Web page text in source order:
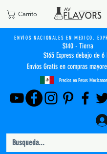
Carrito
ENVÍOS NACIONALES EN MEXICO.
$140 - Tierra
$165 Express debajo de 6
Envíos Gratis en compras
Precios en Pesos Mexicanos